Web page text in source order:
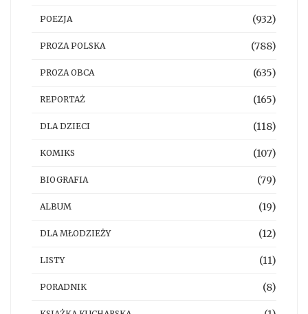
POEZJA (932)
PROZA POLSKA (788)
PROZA OBCA (635)
REPORTAŻ (165)
DLA DZIECI (118)
KOMIKS (107)
BIOGRAFIA (79)
ALBUM (19)
DLA MŁODZIEŻY (12)
LISTY (11)
PORADNIK (8)